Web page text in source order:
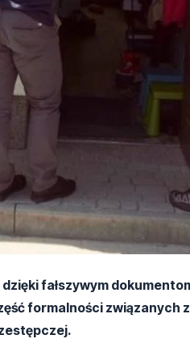
fałszywym
formalności